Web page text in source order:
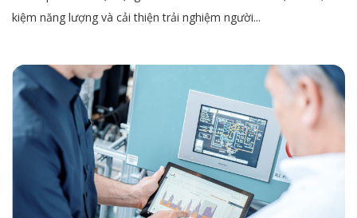
kiệm năng lượng và cải thiện trải nghiệm người...